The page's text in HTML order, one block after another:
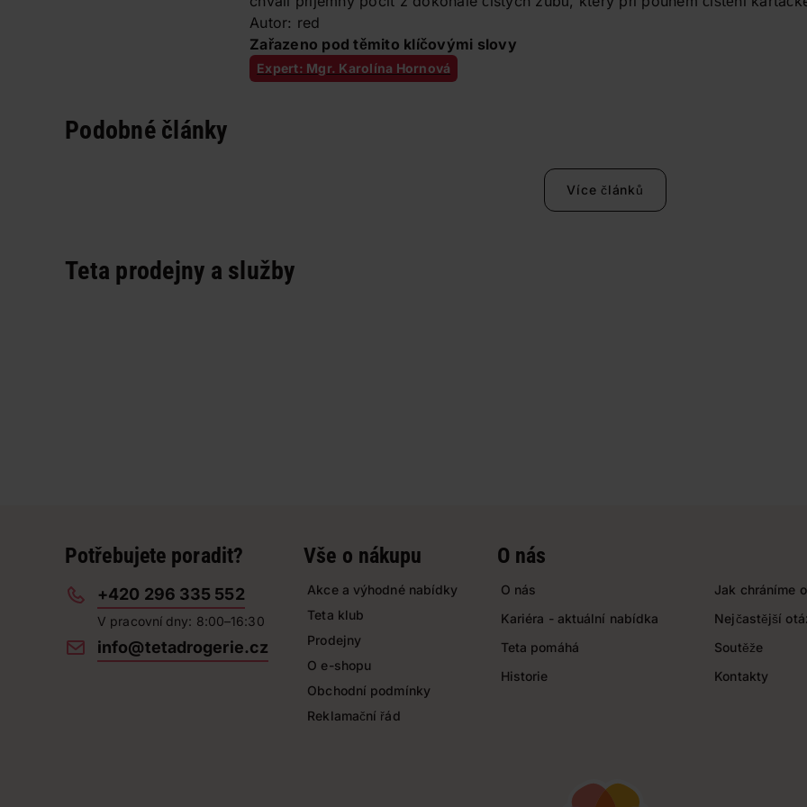
Autor: red
Zařazeno pod těmito klíčovými slovy
Expert: Mgr. Karolína Hornová
Podobné články
Více článků
Teta prodejny a služby
Potřebujete poradit?
+420 296 335 552
V pracovní dny: 8:00–16:30
info@tetadrogerie.cz
Vše o nákupu
Akce a výhodné nabídky
Teta klub
Prodejny
O e-shopu
Obchodní podmínky
Reklamační řád
O nás
O nás
Kariéra - aktuální nabídka
Teta pomáhá
Historie
Jak chráníme
Nejčastější
Soutěže
Kontakty